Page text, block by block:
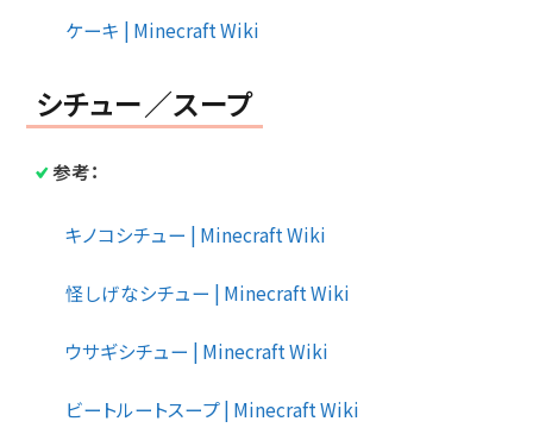
ケーキ | Minecraft Wiki
シチュー／スープ
参考：
キノコシチュー | Minecraft Wiki
怪しげなシチュー | Minecraft Wiki
ウサギシチュー | Minecraft Wiki
ビートルートスープ | Minecraft Wiki